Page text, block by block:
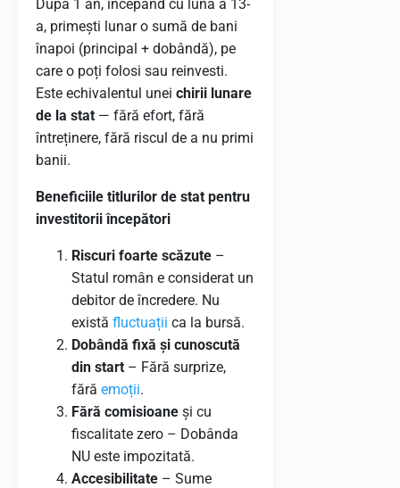
După 1 an, începând cu luna a 13-
a, primești lunar o sumă de bani
înapoi (principal + dobândă), pe
care o poți folosi sau reinvesti.
Este echivalentul unei chirii lunare
de la stat — fără efort, fără
întreținere, fără riscul de a nu primi
banii.
Beneficiile titlurilor de stat pentru
investitorii începători
Riscuri foarte scăzute –
Statul român e considerat un
debitor de încredere. Nu
există fluctuații ca la bursă.
Dobândă fixă și cunoscută
din start – Fără surprize,
fără emoții.
Fără comisioane și cu
fiscalitate zero – Dobânda
NU este impozitată.
Accesibilitate – Sume